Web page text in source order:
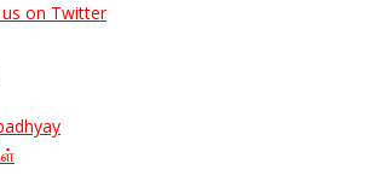
on Twitter